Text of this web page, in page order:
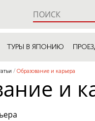
ТУРЫ В ЯПОНИЮ
Образование и карьера
и